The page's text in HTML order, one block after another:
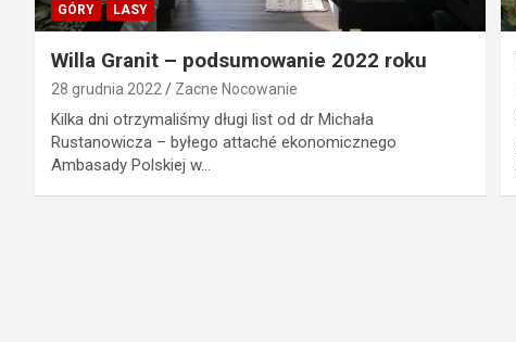
GÓRY LASY
Willa Granit – podsumowanie 2022 roku
28 grudnia 2022 Zacne Nocowanie
Kilka dni otrzymaliśmy długi list od dr Michała
Rustanowicza – byłego attaché ekonomicznego
Ambasady Polskiej w…